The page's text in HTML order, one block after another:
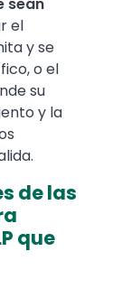
el
y se
o el
su
y la
de las
que